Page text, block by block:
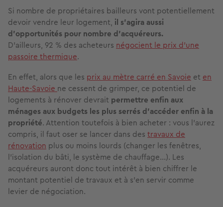
Si nombre de propriétaires bailleurs vont potentiellement
devoir vendre leur logement, il s’agira aussi
d’opportunités pour nombre d’acquéreurs.
D'ailleurs, 92 % des acheteurs négocient le prix d’une
passoire thermique.
En effet, alors que les prix au mètre carré en Savoie et en
Haute-Savoie ne cessent de grimper, ce potentiel de
logements à rénover devrait permettre enfin aux
ménages aux budgets les plus serrés d’accéder enfin à la
propriété. Attention toutefois à bien acheter : vous l’aurez
compris, il faut oser se lancer dans des travaux de
rénovation plus ou moins lourds (changer les fenêtres,
l’isolation du bâti, le système de chauffage…). Les
acquéreurs auront donc tout intérêt à bien chiffrer le
montant potentiel de travaux et à s’en servir comme
levier de négociation.